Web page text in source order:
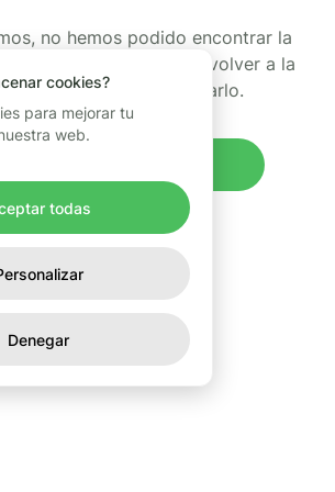
no hemos podido encontrar la
buscando. Puedes volver a la
inicio y volver a intentarlo.
cookies?
para mejorar tu
web.
todas
Denegar